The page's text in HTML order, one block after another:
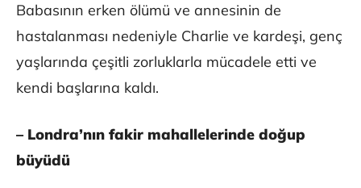
Babasının erken ölümü ve annesinin de
hastalanması nedeniyle Charlie ve kardeşi, genç
yaşlarında çeşitli zorluklarla mücadele etti ve
kendi başlarına kaldı.
– Londra’nın fakir mahallelerinde doğup
büyüdü